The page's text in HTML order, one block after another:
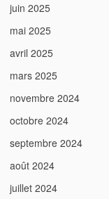
juin 2025
mai 2025
avril 2025
mars 2025
novembre 2024
octobre 2024
septembre 2024
août 2024
juillet 2024